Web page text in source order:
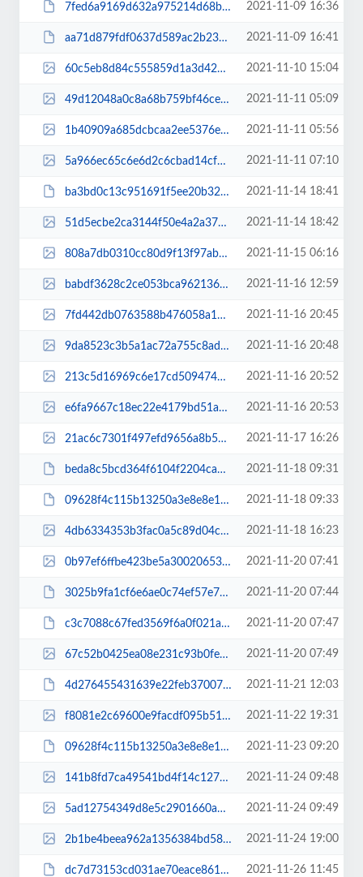
7fed6a9169d632a975214d68bc6a1c07.pdf 2021-11-09 16:36
aa71d879fdf0637d589ac2b234423ed5.pdf 2021-11-09 16:41
60c5eb8d84c555859d1a3d42949180c7.jpg 2021-11-10 15:04
49d12048a0c8a68b759bf46ce7f9b4f4.jpg 2021-11-11 05:09
1b40909a685dcbcaa2ee5376edae78f0.jpg 2021-11-11 05:56
5a966ec65c6e6d2c6cbad14cf6e22270.jpg 2021-11-11 07:10
ba3bd0c13c951691f5ee20b326179ad6.pdf 2021-11-14 18:41
51d5ecbe2ca3144f50e4a2a379d1b4d6.jpg 2021-11-14 18:42
808a7db0310cc80d9f13f97ab0455091.jpg 2021-11-15 06:16
babdf3628c2ce053bca96213689159a5.jpg 2021-11-16 12:59
7fd442db0763588b476058a18416aaab.jpg 2021-11-16 20:45
9da8523c3b5a1ac72a755c8ad944aae7.jpg 2021-11-16 20:48
213c5d16969c6e17cd5094743f6651b2.jpg 2021-11-16 20:52
e6fa9667c18ec22e4179bd51a6cbb447.jpg 2021-11-16 20:53
21ac6c7301f497efd9656a8b5aea2f5b.jpg 2021-11-17 16:26
beda8c5bcd364f6104f2204ca38c9ab8.pdf 2021-11-18 09:31
09628f4c115b13250a3e8e8e1bdd3dc1.pdf 2021-11-18 09:33
4db6334353b3fac0a5c89d04c47ee90e.jpg 2021-11-18 16:23
0b97ef6ffbe423be5a300206534d9449.jpg 2021-11-20 07:41
3025b9fa1cf6e6ae0c74ef57e7b02223.pdf 2021-11-20 07:44
c3c7088c67fed3569f6a0f021aa2e30c.pdf 2021-11-20 07:47
67c52b0425ea08e231c93b0fe6d28008.jpg 2021-11-20 07:49
4d276455431639e22feb370071a9b89e.pdf 2021-11-21 12:03
f8081e2c69600e9facdf095b51ae3532.jpg 2021-11-22 19:31
09628f4c115b13250a3e8e8e1bdd3dc1111.pdf 2021-11-23 09:20
141b8fd7ca49541bd4f14c127df851be.jpg 2021-11-24 09:48
5ad12754349d8e5c2901660a1578061d.jpg 2021-11-24 09:49
2b1be4beea962a1356384bd58a51be57.jpg 2021-11-24 19:00
dc7d73153cd031ae70eace861100f057.pdf 2021-11-26 11:45